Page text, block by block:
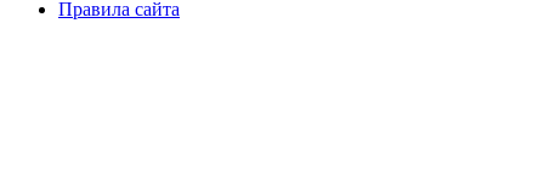
Правила сайта